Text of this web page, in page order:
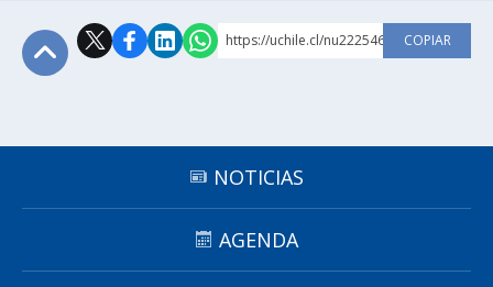
https://uchile.cl/nu222546 COPIAR
NOTICIAS
AGENDA